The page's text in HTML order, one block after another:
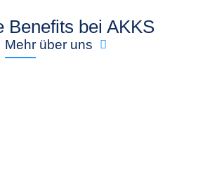
Benefits bei AKKS
Mehr über uns